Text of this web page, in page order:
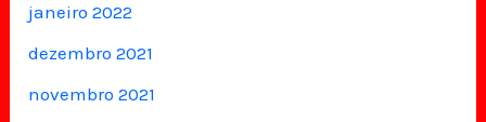
janeiro 2022
dezembro 2021
novembro 2021